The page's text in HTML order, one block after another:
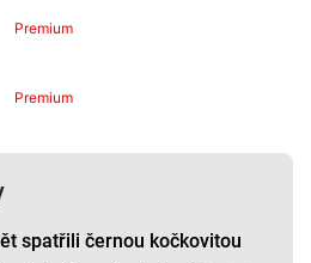
Premium
Premium
spatřili černou kočkovitou